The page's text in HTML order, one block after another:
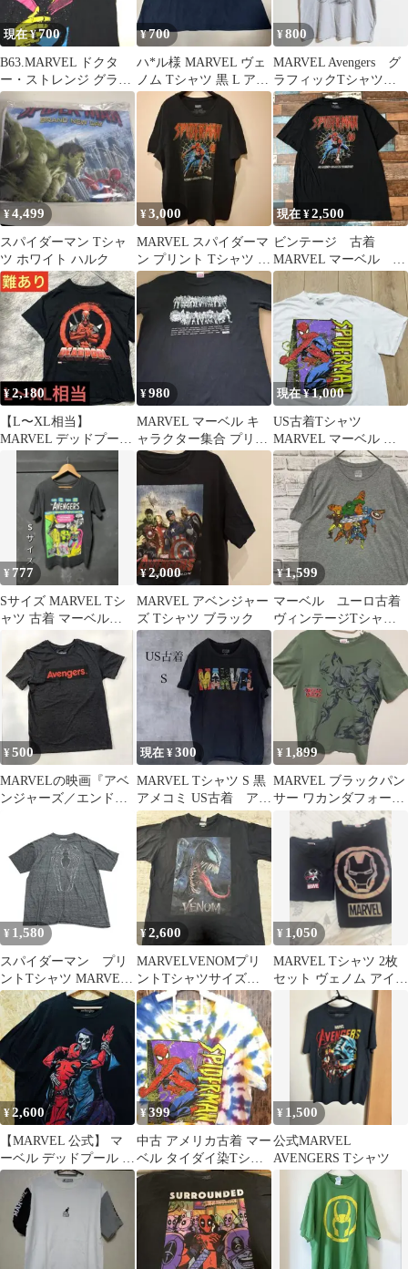
現在 ¥700
B63.MARVEL ドクタ
ー・ストレンジ グラフ
ィック Tシャツ ブラッ
ク
¥700
ハ*ル様 MARVEL ヴェ
ノム Tシャツ 黒 L アメ
コミ マーベル 訳あり
¥800
MARVEL Avengers グ
ラフィックTシャツ
グレー サイズL
¥4,499
スパイダーマン Tシャ
ツ ホワイト ハルク
¥3,000
MARVEL スパイダーマ
ン プリント Tシャツ ブ
ラック XL
現在 ¥2,500
ビンテージ 古着
MARVEL マーベル ス
パイダーマン メン
ズ 半袖tシャツ
¥2,180
【L〜XL相当】
MARVEL デッドプール
大判T Nerd Block 難あ
¥980
MARVEL マーベル キ
ャラクター集合 プリン
トTシャツ ブラックGU
現在 ¥1,000
US古着Tシャツ
MARVEL マーベル 公
式ライセンス スパイダ
ーマン M
¥ 777
Sサイズ MARVEL Tシ
ャツ 古着 マーベル
¥2,000
MARVEL アベンジャー
ズ Tシャツ ブラック
¥1,599
マーベル ユーロ古着
ヴィンテージTシャ
ツ！グレー半袖XL0511
¥500
MARVELの映画『アベ
ンジャーズ／エンドゲ
袖Tシャツ
現在 ¥300
MARVEL Tシャツ S 黒
アメコミ US古着 アメ
カジ
¥ 1,899
MARVEL ブラックパン
サー ワカンダフォーエ
バーTシャツ Lサイズ
オリーブ
¥ 1,580
スパイダーマン プリ
ントTシャツ MARVEL
チャコールグレー XL
8Sc
¥2,600
MARVELVENOMプリ
ントTシャツサイズ表
記XL
¥ 1,050
MARVEL Tシャツ 2枚
セット ヴェノム アイア
¥2,600
【MARVEL 公式】 マ
ーベル デッドプール デ
ス Tシャツ XXL 黒
¥399
中古 アメリカ古着 マー
ベル タイダイ染Tシャ
ツ メンズ Mサイズ 白
送料無料
¥ 1,500
公式MARVEL
AVENGERS Tシャツ